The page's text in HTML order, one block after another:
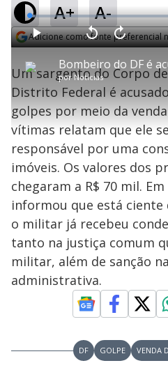
A+ A-
Adicione como fonte preferencial
P
l
a
y
V
i
d
por Notícias
P V
t
a
r
0
e
g
n
d
s
A
a
n
ç
a
s
e
u
n
o
s
M
u
d
L
o
a
d
e
:
2
.
4
2
%
Um sargento do Corpo
Distrito Federal é
golpes por meio da
vítimas relatam que ele
responsável por uma
imóveis. Os valores dos
chegaram a R$ 70 mil.
informou que está
o militar já recebeu
tanto na justiça comum
militar, além de sanção
administrativa.
DF GOLPE VENDA